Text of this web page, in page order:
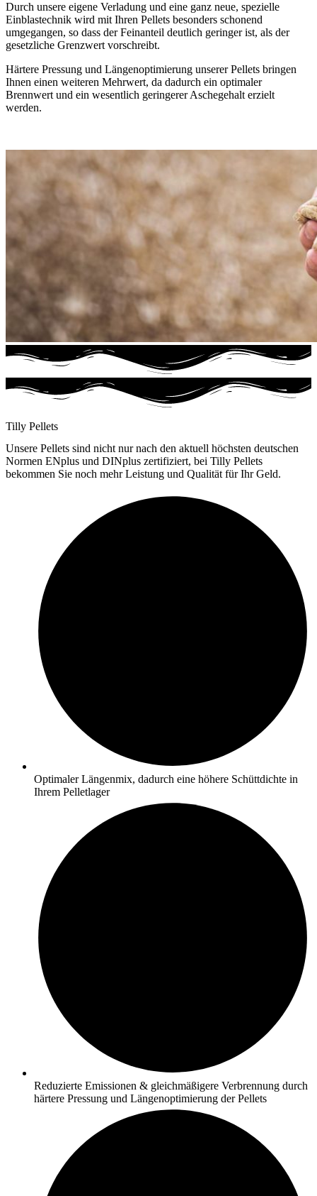
Durch unsere eigene Verladung und eine ganz neue, spezielle
Einblastechnik wird mit Ihren Pellets besonders schonend
umgegangen, so dass der Feinanteil deutlich geringer ist, als der
gesetzliche Grenzwert vorschreibt.
Härtere Pressung und Längenoptimierung unserer Pellets bringen
Ihnen einen weiteren Mehrwert, da dadurch ein optimaler
Brennwert und ein wesentlich geringerer Aschegehalt erzielt
werden.
Tilly Pellets
Unsere Pellets sind nicht nur nach den aktuell höchsten deutschen
Normen ENplus und DINplus zertifiziert, bei Tilly Pellets
bekommen Sie noch mehr Leistung und Qualität für Ihr Geld.
Optimaler Längenmix, dadurch eine höhere Schüttdichte in
Ihrem Pelletlager
Reduzierte Emissionen & gleichmäßigere Verbrennung durch
härtere Pressung und Längenoptimierung der Pellets